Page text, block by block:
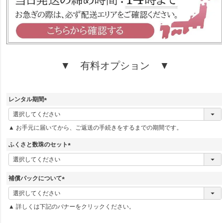
▼ 有料オプション ▼
レンタル期間
(
必
須
▲ お手元に届いてから、ご返送の手続きをするまでの期間です。
ふくさと数珠のセット
(
必
補償パックについて
(
必
須
▲ 詳しくは下記のバナーをクリックください。